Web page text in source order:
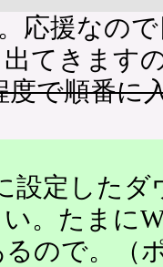
応援なの
てきます
度で順番に
設定したダ
。たまに
ので。（